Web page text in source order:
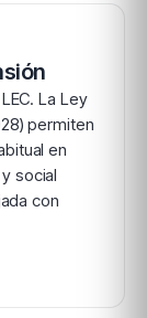
La Ley
permiten
en
social
con